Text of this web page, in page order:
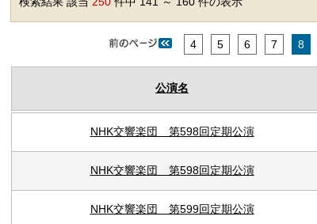
4 5 6 7 8
公演名
NHK交響楽団 第598回定期公演
NHK交響楽団 第598回定期公演
NHK交響楽団 第599回定期公演